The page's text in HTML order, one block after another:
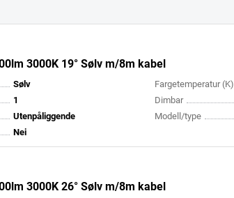
3000K 19° Sølv m/8m kabel
Sølv Fargetemperatur (K)
1 Dimbar
Utenpåliggende Modell/type
Nei
3000K 26° Sølv m/8m kabel